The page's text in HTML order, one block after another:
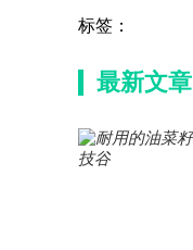
标签：
最新文章